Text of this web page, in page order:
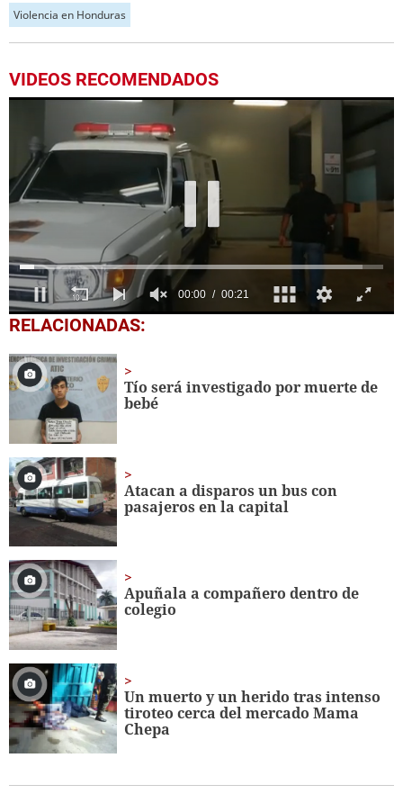
Violencia en Honduras
VIDEOS RECOMENDADOS
0
seconds
21
seconds
RELACIONADAS:
Tío será investigado por muerte de
bebé
Atacan a disparos un bus con
pasajeros en la capital
Apuñala a compañero dentro de
colegio
Un muerto y un herido tras intenso
tiroteo cerca del mercado Mama
Chepa